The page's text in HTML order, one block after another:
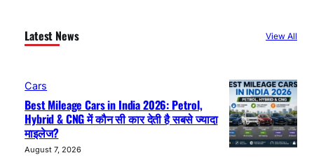
Latest News View All
Cars
Best Mileage Cars in India 2026: Petrol,
Hybrid & CNG में कौन सी कार देती है सबसे ज्यादा
माइलेज?
August 7, 2026